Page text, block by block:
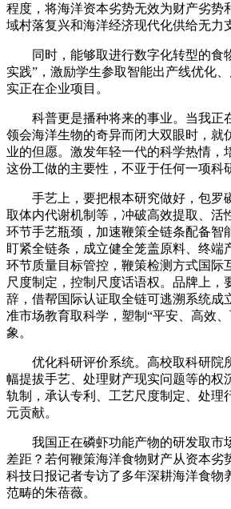
程度，将海洋资本劣势无效为财产劣势
域村落复兴和海洋经济现代化供给无力
同时，能够取进行数字化转型的食
实践”，激励学生参取智能出产线优化
实正在企业项目。
科普更是播种将来的事业。当我正
领会海洋生物的奇异而闭大双眼时，就
业的但愿。激发年轻一代的科学热情，
这份工做的主要性，不亚于任何一项科
手艺上，要把根本研究做好，包罗
取体内代谢机制等，冲破高效提取、活
环节手艺瓶颈，加速鞭策全链条配备智
盯紧全链条，成立健全笼盖原料、终端
环节质量目标管控，鞭策检测方式国际
尺度制定，控制尺度话语权。品牌上，
辞，借帮国际认证取全链可逃溯系统成
准市场教育取科学，塑制“平安、高效
象。
优化科研评价系统。高校取科研院
幅提拔手艺、处理财产现实问题等的权
轨制，承认专利、工艺尺度制定、处理
元贡献。
我国正在磷虾功能产物的研发取市
差距？若何鞭策海洋食物财产从资本劣
科技日报记者专访了多年深耕海洋食物
范畴的朱蓓薇。